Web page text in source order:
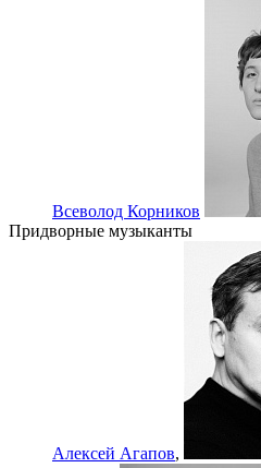
Всеволод Корников
Придворные музыканты
Алексей Агапов,